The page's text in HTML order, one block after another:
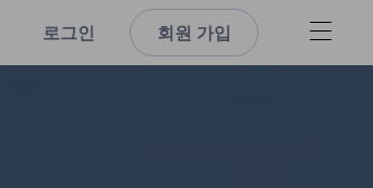
로그인 회원 가입